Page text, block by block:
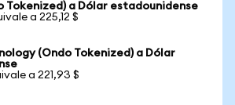
Tokenized) a Dólar estadounidense
a 225,12 $
(Ondo Tokenized) a Dólar
a 221,93 $